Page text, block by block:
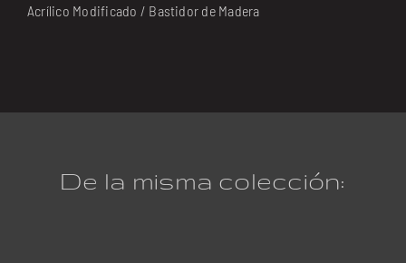
Acrílico Modificado / Bastidor de Madera
De la misma colección: